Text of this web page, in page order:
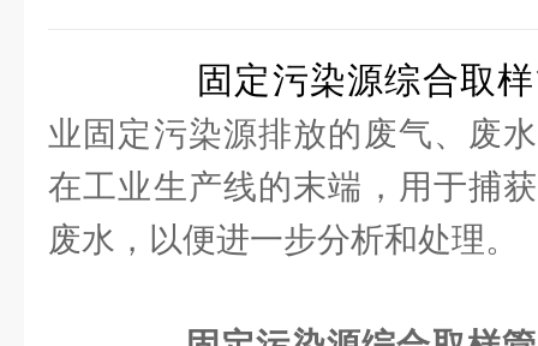
固定污染源综合取
业固定污染源排放的废气、废
在工业生产线的末端，用于捕
废水，以便进一步分析和处理。